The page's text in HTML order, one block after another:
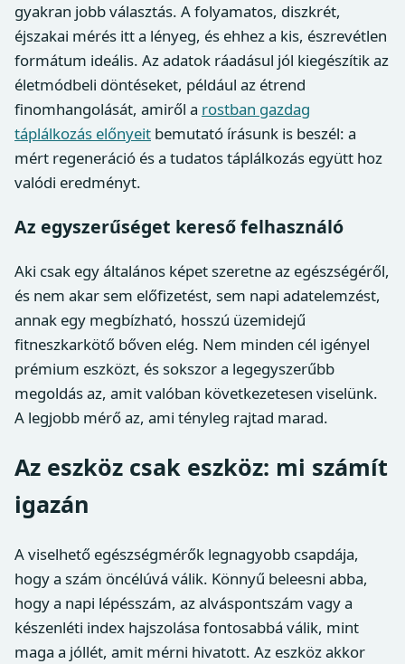
gyakran jobb választás. A folyamatos, diszkrét,
éjszakai mérés itt a lényeg, és ehhez a kis, észrevétlen
formátum ideális. Az adatok ráadásul jól kiegészítik az
életmódbeli döntéseket, például az étrend
finomhangolását, amiről a rostban gazdag
táplálkozás előnyeit bemutató írásunk is beszél: a
mért regeneráció és a tudatos táplálkozás együtt hoz
valódi eredményt.
Az egyszerűséget kereső felhasználó
Aki csak egy általános képet szeretne az egészségéről,
és nem akar sem előfizetést, sem napi adatelemzést,
annak egy megbízható, hosszú üzemidejű
fitneszkarkötő bőven elég. Nem minden cél igényel
prémium eszközt, és sokszor a legegyszerűbb
megoldás az, amit valóban következetesen viselünk.
A legjobb mérő az, ami tényleg rajtad marad.
Az eszköz csak eszköz: mi számít
igazán
A viselhető egészségmérők legnagyobb csapdája,
hogy a szám öncélúvá válik. Könnyű beleesni abba,
hogy a napi lépésszám, az alváspontszám vagy a
készenléti index hajszolása fontosabbá válik, mint
maga a jóllét, amit mérni hivatott. Az eszköz akkor